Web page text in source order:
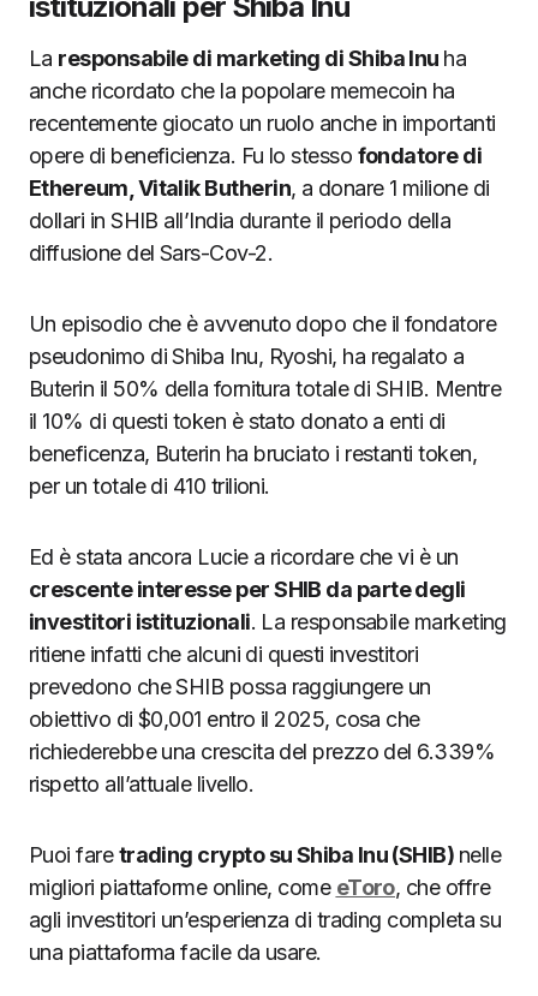
La responsabile di marketing di Shiba Inu ha
anche ricordato che la popolare memecoin ha
recentemente giocato un ruolo anche in importanti
opere di beneficienza. Fu lo stesso fondatore di
Ethereum, Vitalik Butherin, a donare 1 milione di
dollari in SHIB all’India durante il periodo della
diffusione del Sars-Cov-2.
Un episodio che è avvenuto dopo che il fondatore
pseudonimo di Shiba Inu, Ryoshi, ha regalato a
Buterin il 50% della fornitura totale di SHIB. Mentre
il 10% di questi token è stato donato a enti di
beneficenza, Buterin ha bruciato i restanti token,
per un totale di 410 trilioni.
Ed è stata ancora Lucie a ricordare che vi è un
crescente interesse per SHIB da parte degli
investitori istituzionali. La responsabile marketing
ritiene infatti che alcuni di questi investitori
prevedono che SHIB possa raggiungere un
obiettivo di $0,001 entro il 2025, cosa che
richiederebbe una crescita del prezzo del 6.339%
rispetto all’attuale livello.
Puoi faretrading crypto su Shiba Inu (SHIB) nelle
migliori piattaforme online, come eToro, che offre
agli investitori un’esperienza di trading completa su
una piattaforma facile da usare.